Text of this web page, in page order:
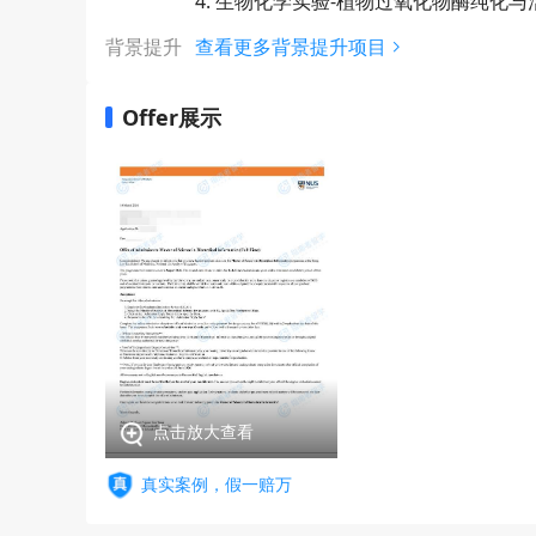
背景提升 查看更多背景提升项目
Offer展示
点击放大查看
真实案例，假一赔万